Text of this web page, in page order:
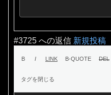
#3725 への返信 新規投稿